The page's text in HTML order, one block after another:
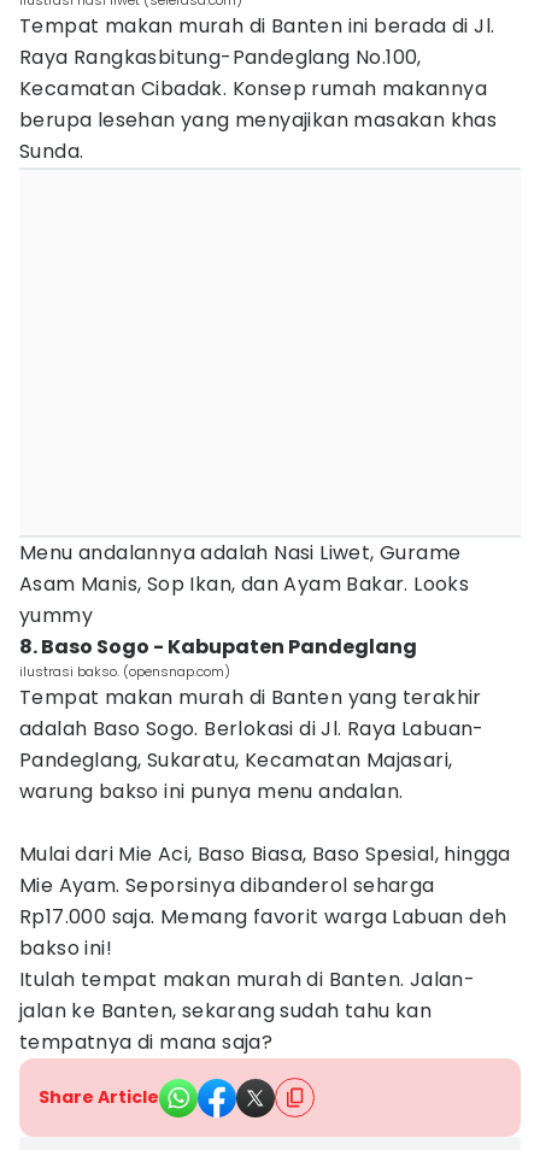
Tempat makan murah di Banten ini berada di Jl.
Raya Rangkasbitung-Pandeglang No.100,
Kecamatan Cibadak. Konsep rumah makannya
berupa lesehan yang menyajikan masakan khas
Sunda.
Menu andalannya adalah Nasi Liwet, Gurame
Asam Manis, Sop Ikan, dan Ayam Bakar. Looks
yummy
8. Baso Sogo - Kabupaten Pandeglang
ilustrasi bakso. (opensnap.com)
Tempat makan murah di Banten yang terakhir
adalah Baso Sogo. Berlokasi di Jl. Raya Labuan-
Pandeglang, Sukaratu, Kecamatan Majasari,
warung bakso ini punya menu andalan.
Mulai dari Mie Aci, Baso Biasa, Baso Spesial, hingga
Mie Ayam. Seporsinya dibanderol seharga
Rp17.000 saja. Memang favorit warga Labuan deh
bakso ini!
Itulah tempat makan murah di Banten. Jalan-
jalan ke Banten, sekarang sudah tahu kan
tempatnya di mana saja?
Share Article